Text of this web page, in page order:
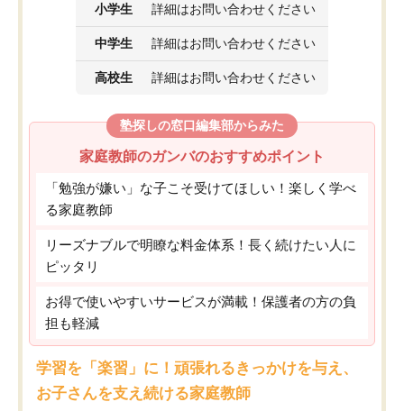
小学生 詳細はお問い合わせください
中学生 詳細はお問い合わせください
高校生 詳細はお問い合わせください
塾探しの窓口編集部からみた
家庭教師のガンバのおすすめポイント
「勉強が嫌い」な子こそ受けてほしい！楽しく学べ
る家庭教師
リーズナブルで明瞭な料金体系！長く続けたい人に
ピッタリ
お得で使いやすいサービスが満載！保護者の方の負
担も軽減
学習を「楽習」に！頑張れるきっかけを与え、
お子さんを支え続ける家庭教師